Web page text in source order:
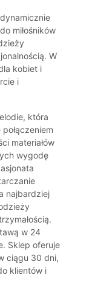
miłośników
W
kobiet i
i
która
materiałów
wygodę
najbardziej
w 24
Sklep oferuje
ciągu 30 dni,
klientów i